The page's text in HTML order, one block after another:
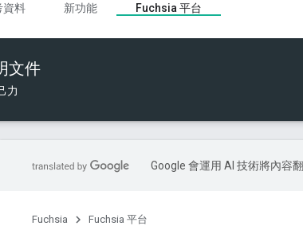
資料 新功能
Fuchsia 平台
文件
力
Google 會運用 AI 技術將內容
Fuchsia Fuchsia 平台